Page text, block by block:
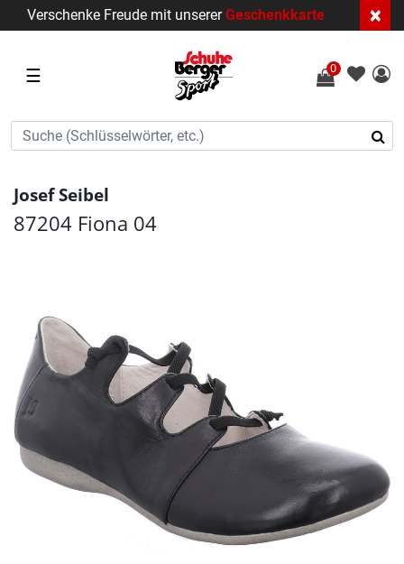
Verschenke Freude mit unsererGeschenkkarte ×
☰ 0
Josef Seibel
87204 Fiona 04